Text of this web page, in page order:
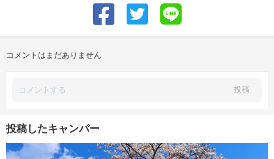
コメントはまだありません
投稿
投稿したキャンパー